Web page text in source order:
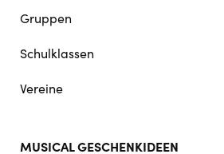
Gruppen
Schulklassen
Vereine
MUSICAL GESCHENKIDEEN